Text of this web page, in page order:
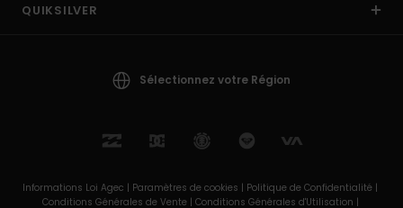
QUIKSILVER
Sélectionnez votre Région
Informations Loi Agec | Paramètres de cookies | Politique de Confidentialité |
Conditions Générales de Vente | Conditions Générales d'Utilisation |